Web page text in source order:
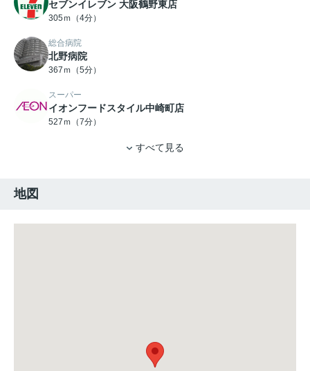
セブンイレブン 大阪鶴野東店
305ｍ（4分）
総合病院
北野病院
367ｍ（5分）
スーパー
イオンフードスタイル中崎町店
527ｍ（7分）
すべて見る
地図